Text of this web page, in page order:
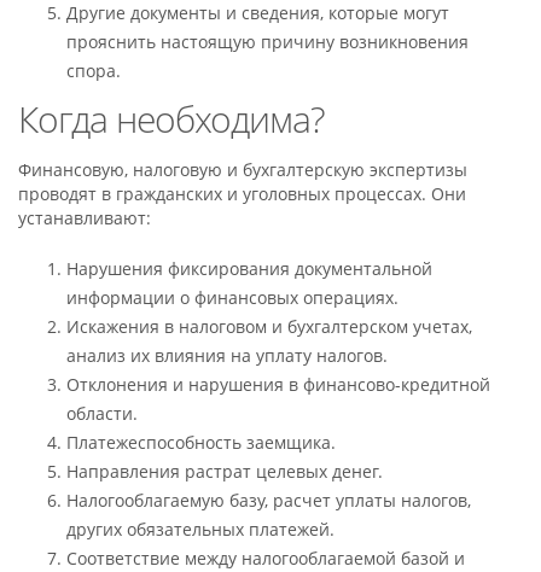
Другие документы и сведения, которые могут
прояснить настоящую причину возникновения
спора.
Когда необходима?
Финансовую, налоговую и бухгалтерскую экспертизы
проводят в гражданских и уголовных процессах. Они
устанавливают:
Нарушения фиксирования документальной
информации о финансовых операциях.
Искажения в налоговом и бухгалтерском учетах,
анализ их влияния на уплату налогов.
Отклонения и нарушения в финансово-кредитной
области.
Платежеспособность заемщика.
Направления растрат целевых денег.
Налогооблагаемую базу, расчет уплаты налогов,
других обязательных платежей.
Соответствие между налогооблагаемой базой и